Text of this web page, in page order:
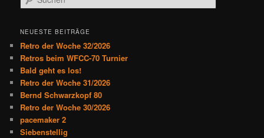
u
h
n
NEUESTE BEITRÄGE
Retro der Woche 32/2026
Retros beim WFCC-70 Turnier
Bald geht es los!
Retro der Woche 31/2026
Bernd Schwarzkopf 80
Retro der Woche 30/2026
pacemaker 2
Siebenstellig